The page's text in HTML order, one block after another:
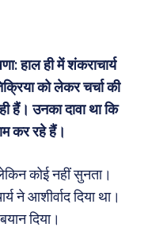
हाल ही में शंकराचार्य
को लेकर चर्चा की
हैं। उनका दावा था कि
कर रहे हैं।
कोई नहीं सुनता।
ने आशीर्वाद दिया था।
दिया।